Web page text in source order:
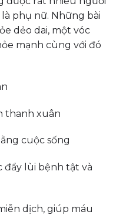
phụ nữ. Những bài
dẻo dai, một vóc
mạnh cùng với đó
thanh xuân
cuộc sống
đẩy lùi bệnh tật và
dịch, giúp máu